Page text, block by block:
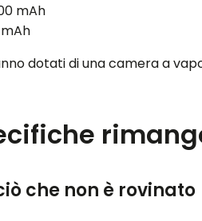
mAh
mAh
dotati di una camera a
che non è rovinato